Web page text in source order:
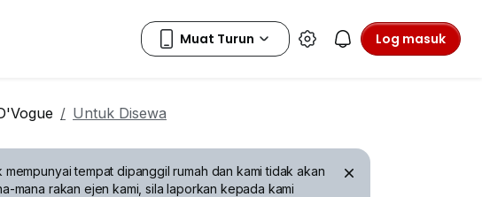
Log masuk
Untuk Disewa
tempat dipanggil rumah dan kami tidak akan
mana rakan ejen kami, sila laporkan kepada kami